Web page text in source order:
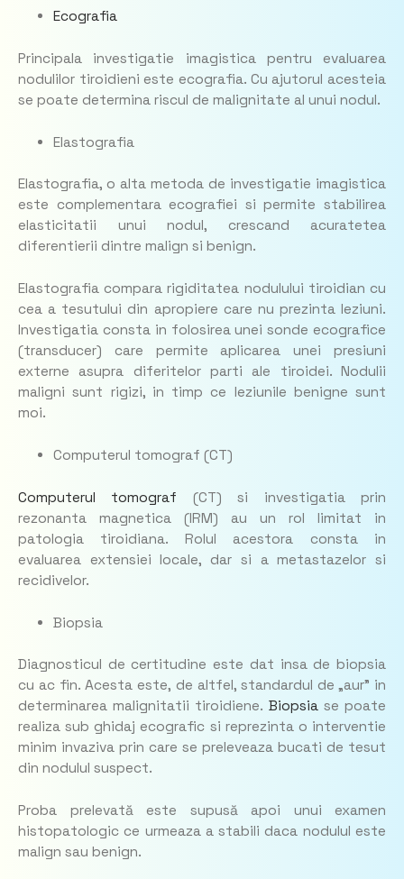
Ecografia
Principala investigatie imagistica pentru evaluarea
nodulilor tiroidieni este ecografia. Cu ajutorul acesteia
se poate determina riscul de malignitate al unui nodul.
Elastografia
Elastografia, o alta metoda de investigatie imagistica
este complementara ecografiei si permite stabilirea
elasticitatii unui nodul, crescand acuratetea
diferentierii dintre malign si benign.
Elastografia compara rigiditatea nodulului tiroidian cu
cea a tesutului din apropiere care nu prezinta leziuni.
Investigatia consta in folosirea unei sonde ecografice
(transducer) care permite aplicarea unei presiuni
externe asupra diferitelor parti ale tiroidei. Nodulii
maligni sunt rigizi, in timp ce leziunile benigne sunt
moi.
Computerul tomograf (CT)
Computerul tomograf (CT) si investigatia prin
rezonanta magnetica (IRM) au un rol limitat in
patologia tiroidiana. Rolul acestora consta in
evaluarea extensiei locale, dar si a metastazelor si
recidivelor.
Biopsia
Diagnosticul de certitudine este dat insa de biopsia
cu ac fin. Acesta este, de altfel, standardul de „aur” in
determinarea malignitatii tiroidiene. Biopsia se poate
realiza sub ghidaj ecografic si reprezinta o interventie
minim invaziva prin care se preleveaza bucati de tesut
din nodulul suspect.
Proba prelevată este supusă apoi unui examen
histopatologic ce urmeaza a stabili daca nodulul este
malign sau benign.